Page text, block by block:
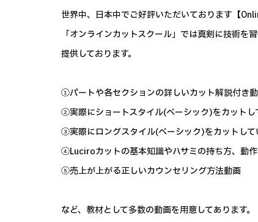
世界中、日本中でご好評いただいております【
「オンラインカットスクール」では真剣に技術
提供しております。
①パートや各セクションの詳しいカット解説付き
②実際にショートスタイル(ベーシック)をカット
③実際にロングスタイル(ベーシック)をカットし
④Luciroカットの基本知識やハサミの持ち方、動
⑤売上が上がる正しいカウンセリング方法動画
など、教材として多数の動画を用意してあります。